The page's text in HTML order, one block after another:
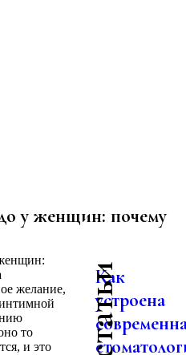
у женщин: почему
желание,
интимной
то
и это
Как
устроена